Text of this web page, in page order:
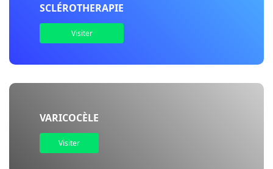
SCLÉROTHERAPIE
Visiter
VARICOCÈLE
Visiter